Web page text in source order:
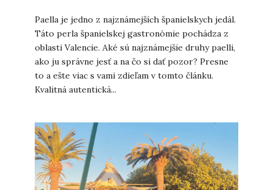
Paella je jedno z najznámejších španielskych jedál.
Táto perla španielskej gastronómie pochádza z
oblasti Valencie. Aké sú najznámejšie druhy paelli,
ako ju správne jesť a na čo si dať pozor? Presne
to a ešte viac s vami zdieľam v tomto článku.
Kvalitná autentická...